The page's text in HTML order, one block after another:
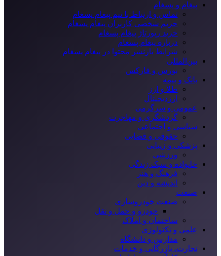
پیغام و پسغام
تماس و ارتباط با تیم پیغام پسغام
حریم شخصی کاربران پیغام پسغام
خرید رپورتاژ پیغام پسغام
درباره پیغام پسغام
شرایط بازنشر محتوا در پیغام پسغام
بین‌المللی
بورس و فارکس
بانک و بیمه
طلا و ارز
ارزدیجیتال
عمومی و سرگرمی
گردشگری و مهاجرت
سیاسی و اجتماعی
حقوقی و قضایی
پزشکی و زیبایی
ورزشی
خانواده و سبک زندگی
فرهنگ و هنر
اندیشه و دین
صنعت
صنعت خودروسازی
خودرو و حمل و نقل
ساختمان و املاک
علمی و تکنولوژی
مدارس و دانشگاه
تجارت، بازرگانی و خدمات